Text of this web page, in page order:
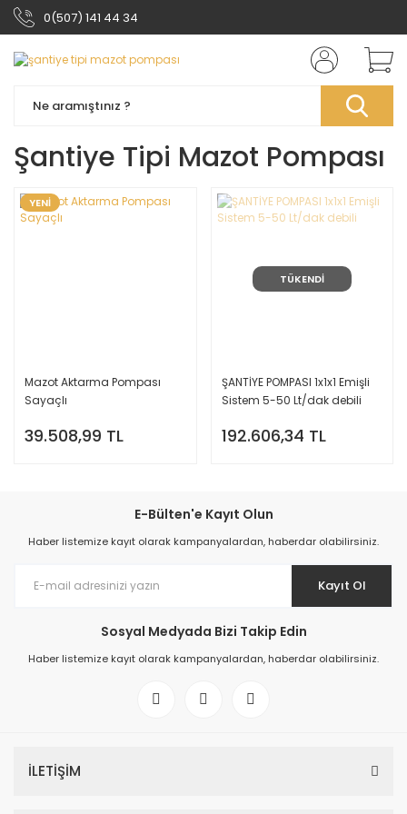
0(507) 141 44 34
Şantiye Tipi Mazot Pompası
YENİ
Mazot Aktarma Pompası
Sayaçlı
39.508,99 TL
TÜKENDİ
ŞANTİYE POMPASI 1x1x1 Emişli
Sistem 5-50 Lt/dak debili
192.606,34 TL
E-Bülten'e Kayıt Olun
Haber listemize kayıt olarak kampanyalardan, haberdar olabilirsiniz.
Kayıt Ol
Sosyal Medyada Bizi Takip Edin
Haber listemize kayıt olarak kampanyalardan, haberdar olabilirsiniz.
İLETİŞİM